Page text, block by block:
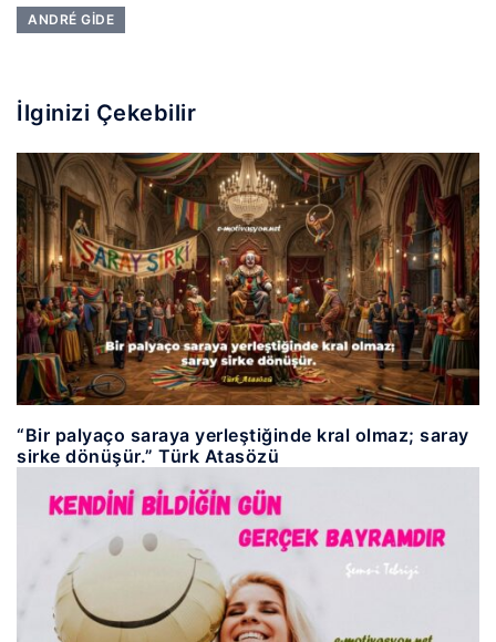
ANDRÉ GIDE
İlginizi Çekebilir
“Bir palyaço saraya yerleştiğinde kral olmaz; saray
sirke dönüşür.” Türk Atasözü